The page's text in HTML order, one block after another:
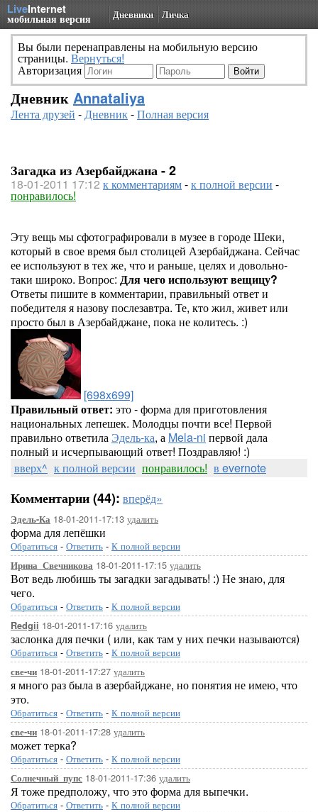
LiveInternet
мобильная версия Дневники Личка
Вы были перенаправлены на мобильную версию
страницы. Вернуться!
Авторизация
Дневник Annataliya
Лента друзей -Дневник-Полная версия
Загадка из Азербайджана - 2
18-01-2011 17:12 к комментариям-к полной версии -
понравилось!
Эту вещь мы сфотографировали в музее в городе Шеки,
который в свое время был столицей Азербайджана. Сейчас
ее используют в тех же, что и раньше, целях и довольно-
таки широко. Вопрос: Для чего используют вещицу?
Ответы пишите в комментарии, правильный ответ и
победителя я назову послезавтра. Те, кто жил, живет или
просто был в Азербайджане, пока не колитесь. :)
[698x699]
Правильный ответ: это - форма для приготовления
национальных лепешек. Молодцы почти все! Первой
правильно ответила Эдель-ка, а Mela-ni первой дала
полный и исчерпывающий ответ! Поздравляю! :)
вверх^ к полной версии понравилось! в evernote
Комментарии (44): вперёд»
Эдель-Ка 18-01-2011-17:13 удалить
форма для лепёшки
Обратиться - Ответить - К полной версии
Ирина_Свечникова 18-01-2011-17:15 удалить
Вот ведь любишь ты загадки загадывать! :) Не знаю, для
чего.
Обратиться - Ответить - К полной версии
Redgii 18-01-2011-17:16 удалить
заслонка для печки ( или, как там у них печки называются)
Обратиться - Ответить - К полной версии
све-чи 18-01-2011-17:27 удалить
я много раз была в азербайджане, но понятия не имею, что
это.
Обратиться - Ответить - К полной версии
све-чи 18-01-2011-17:28 удалить
может терка?
Обратиться - Ответить - К полной версии
Солнечный_пупс 18-01-2011-17:36 удалить
Я тоже предположу, что это форма для выпечки.
Обратиться - Ответить - К полной версии